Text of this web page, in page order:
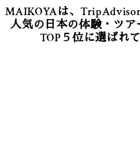
MAIKOYAは、
人気の日本の体験・ツア
TOP５位に選ばれ